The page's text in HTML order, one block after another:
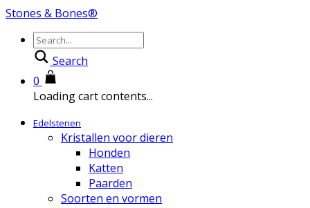
Stones & Bones®
Search
0
Loading cart contents...
Edelstenen
Kristallen voor dieren
Honden
Katten
Paarden
Soorten en vormen